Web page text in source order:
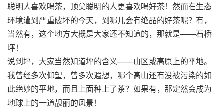
聪明人喜欢喝茶，顶尖聪明的人更喜欢喝好茶！然而在生态
环境遭到严重破坏的今天，到哪儿会有绝品的好茶呢？有，
当然有，这个地方大概是大家还不知道的，那就是——石桥
坪！
说到坪，大家当然知道坪的含义——山区或高原上的平地。
我曾经多次仰望，曾多次遐想，哪个高山还有没被污染的如
此绝妙的平地，而且上面种上了茶？如果有，那定然会成为
地球上的一道靓丽的风景！